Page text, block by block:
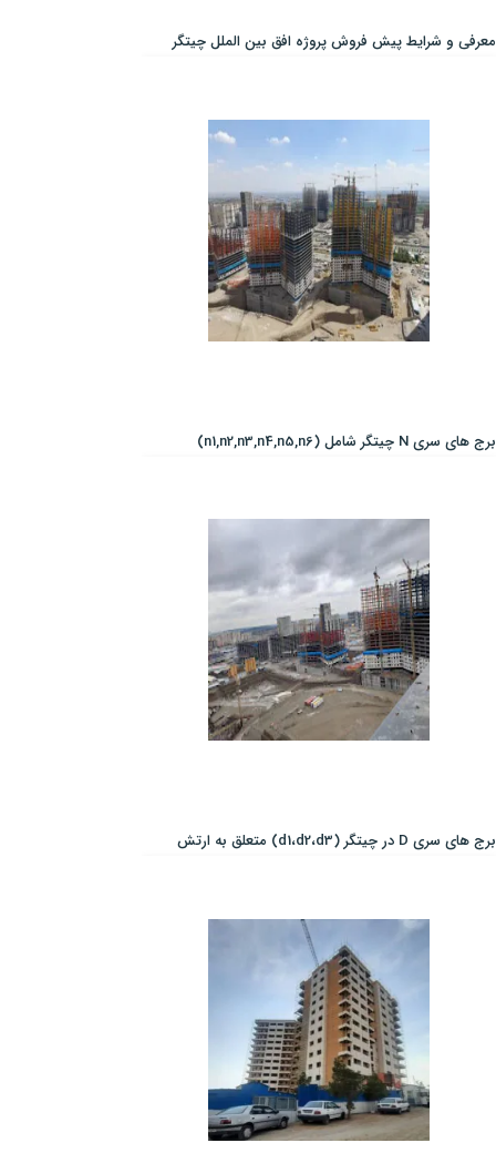
معرفی و شرایط پیش فروش پروژه افق بین الملل چیتگر
برج های سری N چیتگر شامل (n1,n2,n3,n4,n5,n6)
برج های سری D در چیتگر (d1،d2،d3) متعلق به ارتش